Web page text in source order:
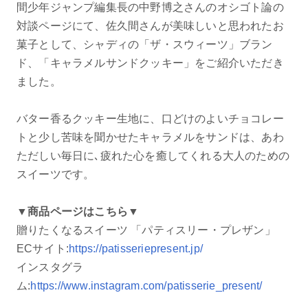
間少年ジャンプ編集長の中野博之さんのオシゴト論の
対談ページにて、佐久間さんが美味しいと思われたお
菓子として、シャディの「ザ・スウィーツ」ブラン
ド、「キャラメルサンドクッキー」をご紹介いただき
ました。
バター香るクッキー生地に、口どけのよいチョコレー
トと少し苦味を聞かせたキャラメルをサンドは、あわ
ただしい毎日に､疲れた心を癒してくれる大人のための
スイーツです。
▼商品ページはこちら▼
贈りたくなるスイーツ 「パティスリー・プレザン」
ECサイト:https://patisseriepresent.jp/
インスタグラ
ム:https://www.instagram.com/patisserie_present/